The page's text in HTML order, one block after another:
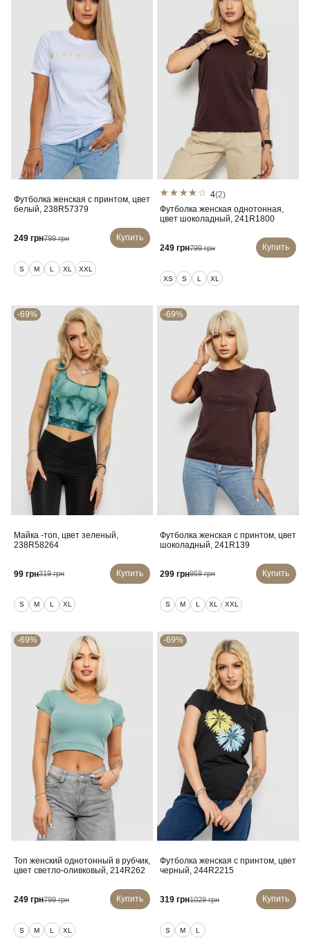
Футболка женская с принтом, цвет
белый, 238R57379
249 грн799 грн Купить
S M L XL XXL
4(2)
Футболка женская однотонная,
цвет шоколадный, 241R1800
249 грн799 грн Купить
XS S L XL
-69%
Майка -топ, цвет зеленый,
238R58264
99 грн319 грн Купить
S M L XL
-69%
Футболка женская с принтом, цвет
шоколадный, 241R139
299 грн959 грн Купить
S M L XL XXL
-69%
Топ женский однотонный в рубчик,
цвет светло-оливковый, 214R262
249 грн799 грн Купить
S M L XL
-69%
Футболка женская с принтом, цвет
черный, 244R2215
319 грн1029 грн Купить
S M L